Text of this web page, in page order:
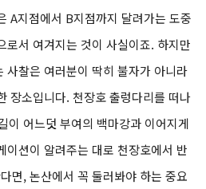
A지점에서 B지점까지 달려가는 도중
로서 여겨지는 것이 사실이죠. 하지만
사찰은 여러분이 딱히 불자가 아니라
장소입니다. 천장호 출렁다리를 떠나
이 어느덧 부여의 백마강과 이어지게
이션이 알려주는 대로 천장호에서 반
면, 논산에서 꼭 둘러봐야 하는 중요